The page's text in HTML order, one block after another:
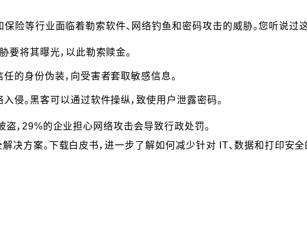
险等行业面临着勒索软件、网络钓鱼和密码攻击的威胁。您听说过
要将其曝光，以此勒索赎金。
的身份伪装，向受害者套取敏感信息。
侵。黑客可以通过软件操纵，致使用户泄露密码。
，29%的企业担心网络攻击会导致行政处罚。
决方案。下载白皮书，进一步了解如何减少针对 IT、数据和打印安全